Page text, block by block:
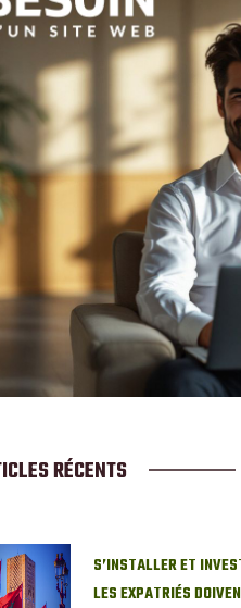
RÉCENTS
S’INSTALLER ET
LES EXPATRIÉS